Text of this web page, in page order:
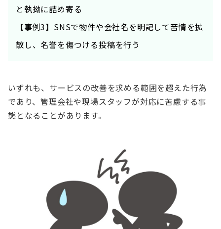
と執拗に詰め寄る
【事例3】SNSで物件や会社名を明記して苦情を拡
散し、名誉を傷つける投稿を行う
いずれも、サービスの改善を求める範囲を超えた行為
であり、管理会社や現場スタッフが対応に苦慮する事
態となることがあります。